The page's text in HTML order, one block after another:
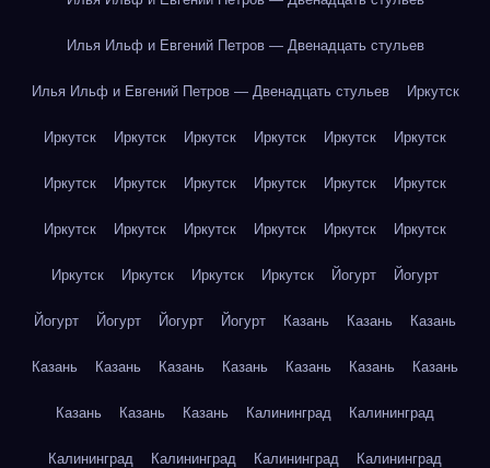
Илья Ильф и Евгений Петров — Двенадцать стульев
Илья Ильф и Евгений Петров — Двенадцать стульев Иркутск
Иркутск Иркутск Иркутск Иркутск Иркутск Иркутск
Иркутск Иркутск Иркутск Иркутск Иркутск Иркутск
Иркутск Иркутск Иркутск Иркутск Иркутск Иркутск
Иркутск Иркутск Иркутск Иркутск Йогурт Йогурт
Йогурт Йогурт Йогурт Йогурт Казань Казань Казань
Казань Казань Казань Казань Казань Казань Казань
Казань Казань Казань Калининград Калининград
Калининград Калининград Калининград Калининград